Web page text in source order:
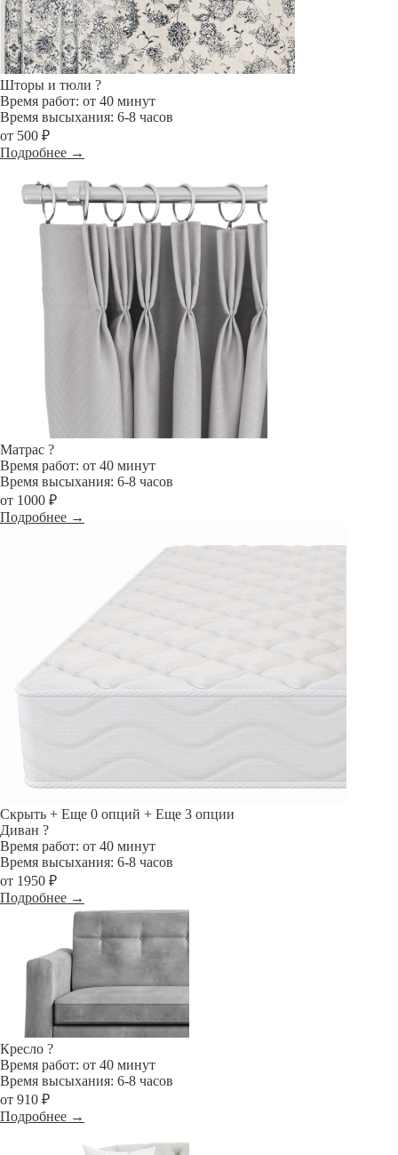
Шторы и тюли ?
Время работ: от 40 минут
Время высыхания: 6-8 часов
от 500 ₽
Подробнее →
Матрас ?
Время работ: от 40 минут
Время высыхания: 6-8 часов
от 1000 ₽
Подробнее →
Скрыть + Еще 0 опций + Еще 3 опции
Диван ?
Время работ: от 40 минут
Время высыхания: 6-8 часов
от 1950 ₽
Подробнее →
Кресло ?
Время работ: от 40 минут
Время высыхания: 6-8 часов
от 910 ₽
Подробнее →